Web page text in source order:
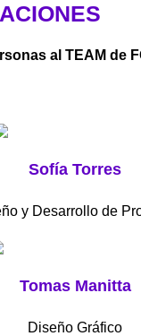
al TEAM de
Sofía Torres
y Desarrollo de
Tomas Manitta
Diseño Gráfico